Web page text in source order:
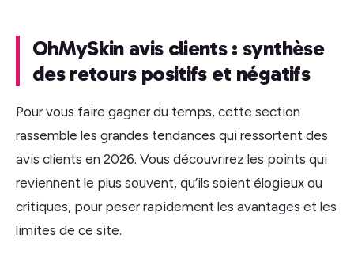
OhMySkin avis clients : synthèse
des retours positifs et négatifs
Pour vous faire gagner du temps, cette section
rassemble les grandes tendances qui ressortent des
avis clients en 2026. Vous découvrirez les points qui
reviennent le plus souvent, qu’ils soient élogieux ou
critiques, pour peser rapidement les avantages et les
limites de ce site.